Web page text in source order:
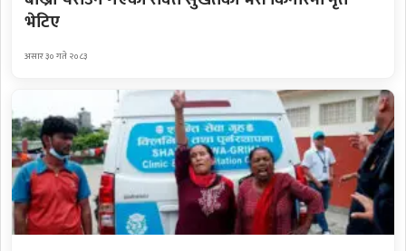
भेटिए
असार ३० गते २०८३